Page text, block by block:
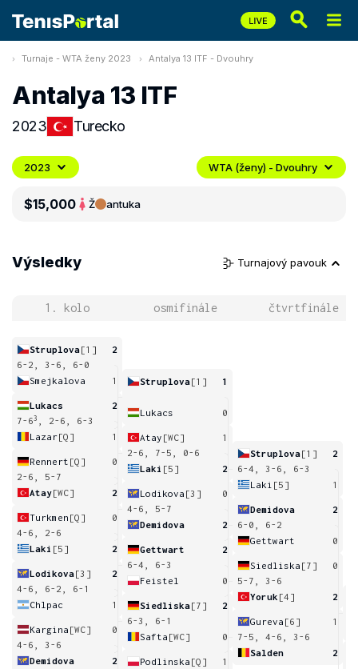
Turnaje - WTA ženy 2023 Antalya 13 ITF - Dvouhry
Antalya 13 ITF
2023 Turecko
2023 WTA (ženy) - Dvouhry
$15,000 Ž antuka
Výsledky Turnajový pavouk
1. kolo osmifinále čtvrtfinále
Struplova[1]
2
6-2, 3-6, 6-0
Smejkalova
1
Lukacs
2
7-63
, 2-6, 6-3
Lazar[Q] 1
Rennert [Q]
0
2-6, 5-7
Atay[WC] 2
Turkmen [Q]
0
4-6, 2-6
Laki [5] 2
Lodikova[3]
2
4-6, 6-2, 6-1
Chlpac
1
Kargina [WC]
0
4-6, 3-6
Demidova
2
Struplova[1] 1
Lukacs 0
Atay [WC]
1
2-6, 7-5, 0-6
Laki [5] 2
Lodikova [3]
0
4-6, 5-7
Demidova
2
Gettwart
2
6-4, 6-3
Feistel
0
Siedliska[7]
2
6-3, 6-1
Safta [WC] 0
Podlinska [Q]
1
Struplova[1]
2
6-4, 3-6, 6-3
Laki [5] 1
Demidova
2
6-0, 6-2
Gettwart
0
Siedliska [7]
0
5-7, 3-6
Yoruk [4] 2
Gureva [6]
1
7-5, 4-6, 3-6
Salden
2